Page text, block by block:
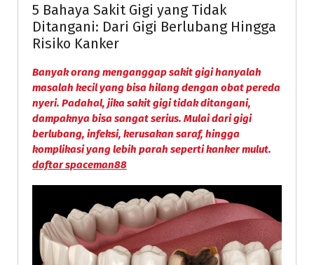
5 Bahaya Sakit Gigi yang Tidak
Ditangani: Dari Gigi Berlubang Hingga
Risiko Kanker
Banyak orang menganggap sakit gigi hanyalah
masalah kecil yang bisa hilang dengan obat pereda
nyeri. Padahal, jika sakit gigi tidak ditangani,
dampaknya bisa sangat serius. Mulai darigigi
berlubang, infeksi, kerusakan saraf, hingga
komplikasi yang lebih parah seperti kanker mulut.
daftar spaceman88